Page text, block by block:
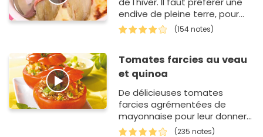
endive de pleine terre, pour
ses qualités gustatives et son
amerturme plus pron…
(154 notes)
Tomates farcies au veau
et quinoa
De délicieuses tomates
farcies agrémentées de
mayonnaise pour leur donner
du caractère !(235 notes)